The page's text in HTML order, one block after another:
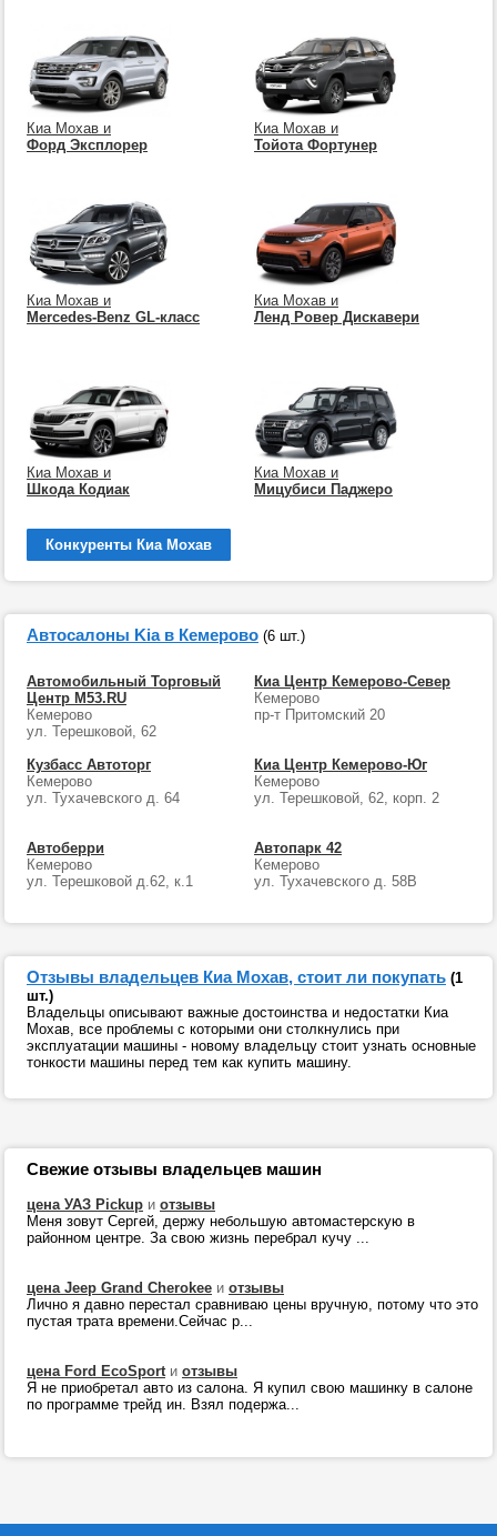
Киа Мохав и
Форд Эксплорер
Киа Мохав и
Тойота Фортунер
Киа Мохав и
Mercedes-Benz GL-класс
Киа Мохав и
Ленд Ровер Дискавери
Киа Мохав и
Шкода Кодиак
Киа Мохав и
Мицубиси Паджеро
Конкуренты Киа Мохав
Автосалоны Kia в Кемерово (6 шт.)
Автомобильный Торговый
Центр М53.RU
Кемерово
ул. Терешковой, 62
Киа Центр Кемерово-Север
Кемерово
пр-т Притомский 20
Кузбасс Автоторг
Кемерово
ул. Тухачевского д. 64
Киа Центр Кемерово-Юг
Кемерово
ул. Терешковой, 62, корп. 2
Автоберри
Кемерово
ул. Терешковой д.62, к.1
Автопарк 42
Кемерово
ул. Тухачевского д. 58В
Отзывы владельцев Киа Мохав, стоит ли покупать (1
шт.)
Владельцы описывают важные достоинства и недостатки Киа
Мохав, все проблемы с которыми они столкнулись при
эксплуатации машины - новому владельцу стоит узнать основные
тонкости машины перед тем как купить машину.
Свежие отзывы владельцев машин
цена УАЗ Pickup и отзывы
Меня зовут Сергей, держу небольшую автомастерскую в
районном центре. За свою жизнь перебрал кучу ...
цена Jeep Grand Cherokee и отзывы
Лично я давно перестал сравниваю цены вручную, потому что это
пустая трата времени.Сейчас р...
цена Ford EcoSportи отзывы
Я не приобретал авто из салона. Я купил свою машинку в салоне
по программе трейд ин. Взял подержа...